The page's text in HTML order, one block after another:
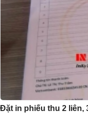
Đặt in phiếu thu 2 liên,